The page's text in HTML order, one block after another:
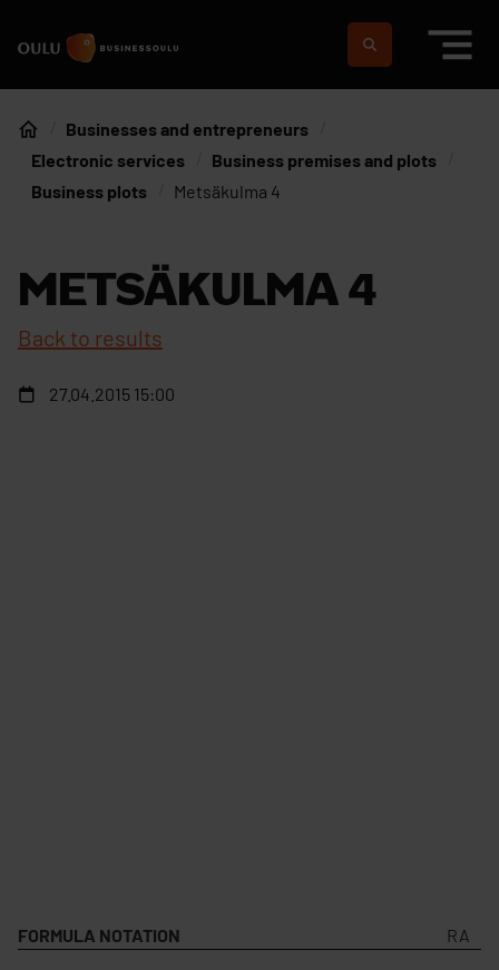
To home page
Suomeksi
In english
Home
Businesses and entrepreneurs
Electronic services
Business premises and plots
Business plots
Metsäkulma 4
METSÄKULMA 4
Back to results
27.04.2015 15:00
FORMULA NOTATION RA